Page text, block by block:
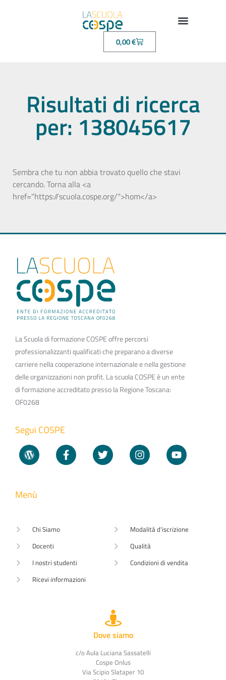
0,00€
Risultati di ricerca
per: 138045617
Sembra che tu non abbia trovato quello che stavi
cercando. Torna alla <a
href="https://scuola.cospe.org/">hom</a>
La Scuola di formazione COSPE offre percorsi
professionalizzanti qualificati che preparano a diverse
carriere nella cooperazione internazionale e nella gestione
delle organizzazioni non profit. La scuola COSPE è un ente
di formazione accreditato presso la Regione Toscana:
OF0268
Segui COSPE
Menù
Chi Siamo
Docenti
I nostri studenti
Ricevi informazioni
Modalità d'iscrizione
Qualità
Condizioni di vendita
Dove siamo
c/o Aula Luciana Sassatelli
Cospe Onlus
Via Scipio Slataper 10